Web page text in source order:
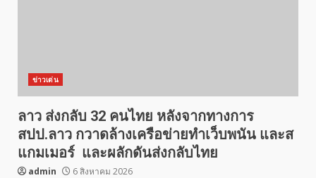
ข่าวเด่น
ลาว ส่งกลับ 32 คนไทย หลังจากทางการ
สปป.ลาว กวาดล้างเครือข่ายทำเว็บพนัน และส
แกมเมอร์ และผลักดันส่งกลับไทย
admin 6 สิงหาคม 2026